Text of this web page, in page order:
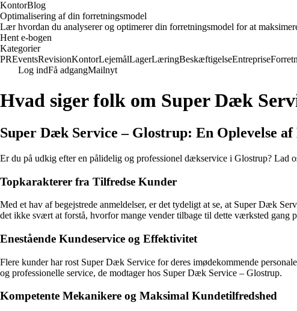
KontorBlog
Optimalisering af din forretningsmodel
Lær hvordan du analyserer og optimerer din forretningsmodel for at
Hent e-bogen
Kategorier
PREventsRevisionKontorLejemålLagerLæringBeskæftigelseEntreprise
Log indFå adgangMailnyt
Hvad siger folk om Super Dæk
Super Dæk Service – Glostrup: En Oplevelse
Er du på udkig efter en pålidelig og professionel dækservice i Glostrup? Lad
Topkarakterer fra Tilfredse Kunder
Med et hav af begejstrede anmeldelser, er det tydeligt at se, at Super Dæk
det ikke svært at forstå, hvorfor mange vender tilbage til dette værksted gang
Enestående Kundeservice og Effektivitet
Flere kunder har rost Super Dæk Service for deres imødekommende
og professionelle service, de modtager hos Super Dæk Service – Glostrup.
Kompetente Mekanikere og Maksimal Kundetilfredshed